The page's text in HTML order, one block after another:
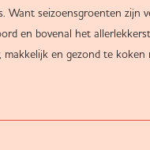
Want seizoensgroenten zijn
en bovenal het
makkelijk en gezond te koken